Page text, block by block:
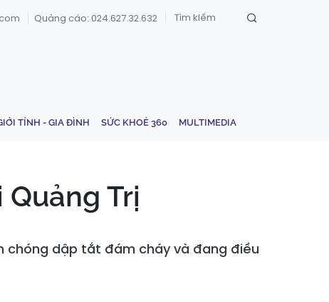
Quảng cáo: 024.627.32.632
TÍNH - GIA ĐÌNH SỨC KHOẺ 360 MULTIMEDIA
Trị
chóng dập tắt đám cháy và đang điều